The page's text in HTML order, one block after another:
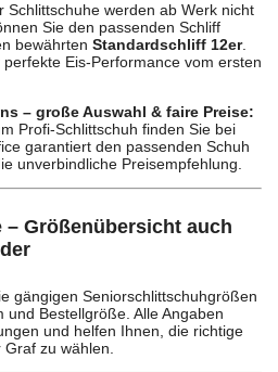
Schlittschuhe werden ab Werk nicht
Sie den passenden Schliff
bewährten Standardschliff 12er.
Eis-Performance vom ersten
– große Auswahl & faire Preise:
Profi-Schlittschuh finden Sie bei
garantiert den passenden Schuh
unverbindliche Preisempfehlung.
Größenübersicht auch
gängigen Seniorschlittschuhgrößen
und Bestellgröße. Alle Angaben
und helfen Ihnen, die richtige
zu wählen.